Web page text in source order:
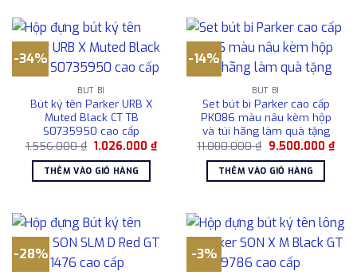
-34%
BÚT BI
Bút ký tên Parker URB X
Muted Black CT TB
S0735950 cao cấp
1.556.000₫ Giá
là:
1.556.000 ₫.
1.026.000₫Giá
hiện
1.026.000 ₫.
THÊM VÀO GIỎ HÀNG
-14%
BÚT BI
Set bút bi Parker cao cấp
PK086 màu nâu kèm hộp
và túi hãng làm quà tặng
11.080.000₫ Giá
là:
11.080.000 ₫.
9.500.000 ₫Giá
hiện
THÊM VÀO GIỎ HÀNG
-28% -3%